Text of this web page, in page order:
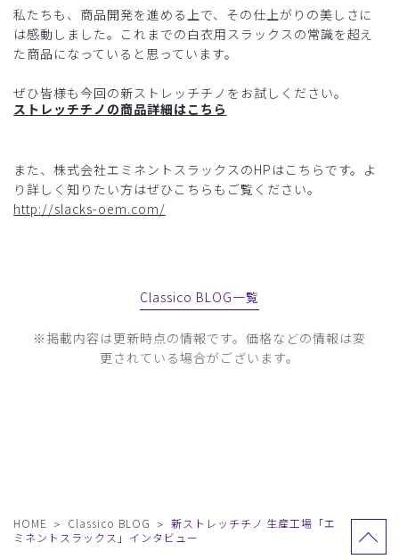
私たちも、商品開発を進める上で、その仕上がりの美しさに
は感動しました。これまでの白衣用スラックスの常識を超え
た商品になっていると思っています。
ぜひ皆様も今回の新ストレッチチノをお試しください。
ストレッチチノの商品詳細はこちら
また、株式会社エミネントスラックスのHPはこちらです。よ
り詳しく知りたい方はぜひこちらもご覧ください。
http://slacks-oem.com/
Classico BLOG一覧
※掲載内容は更新時点の情報です。価格などの情報は変
更されている場合がございます。
HOME Classico BLOG
新ストレッチチノ 生産工場「エ
ミネントスラックス」インタビュー